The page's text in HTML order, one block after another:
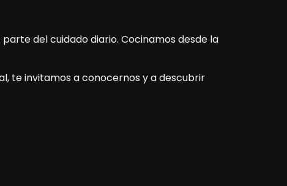
del cuidado diario. Cocinamos desde la
te invitamos a conocernos y a descubrir